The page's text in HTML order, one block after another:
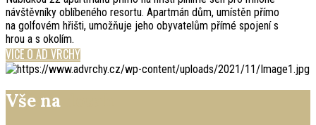
návštěvníky oblíbeného resortu. Apartmán dům, umístěn přímo
na golfovém hřišti, umožňuje jeho obyvatelům přímé spojení s
hrou a s okolím.
VÍCE O AD VRCHY
Vše na